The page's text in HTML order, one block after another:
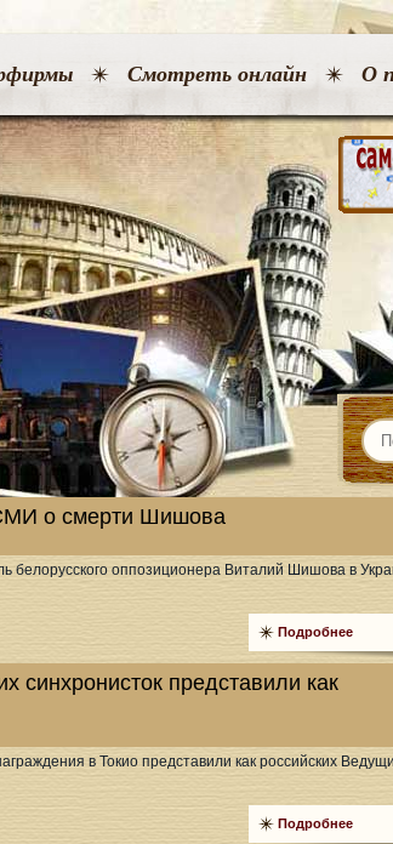
Смотреть онлайн О
о смерти Шишова
белорусского оппозиционера Виталий Шишова в
Подробнее
синхронисток представили как
в Токио представили как российских
Подробнее